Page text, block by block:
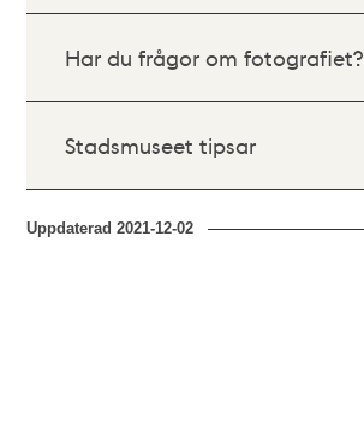
Har du frågor om fotografiet?
Stadsmuseet tipsar
Uppdaterad2021-12-02